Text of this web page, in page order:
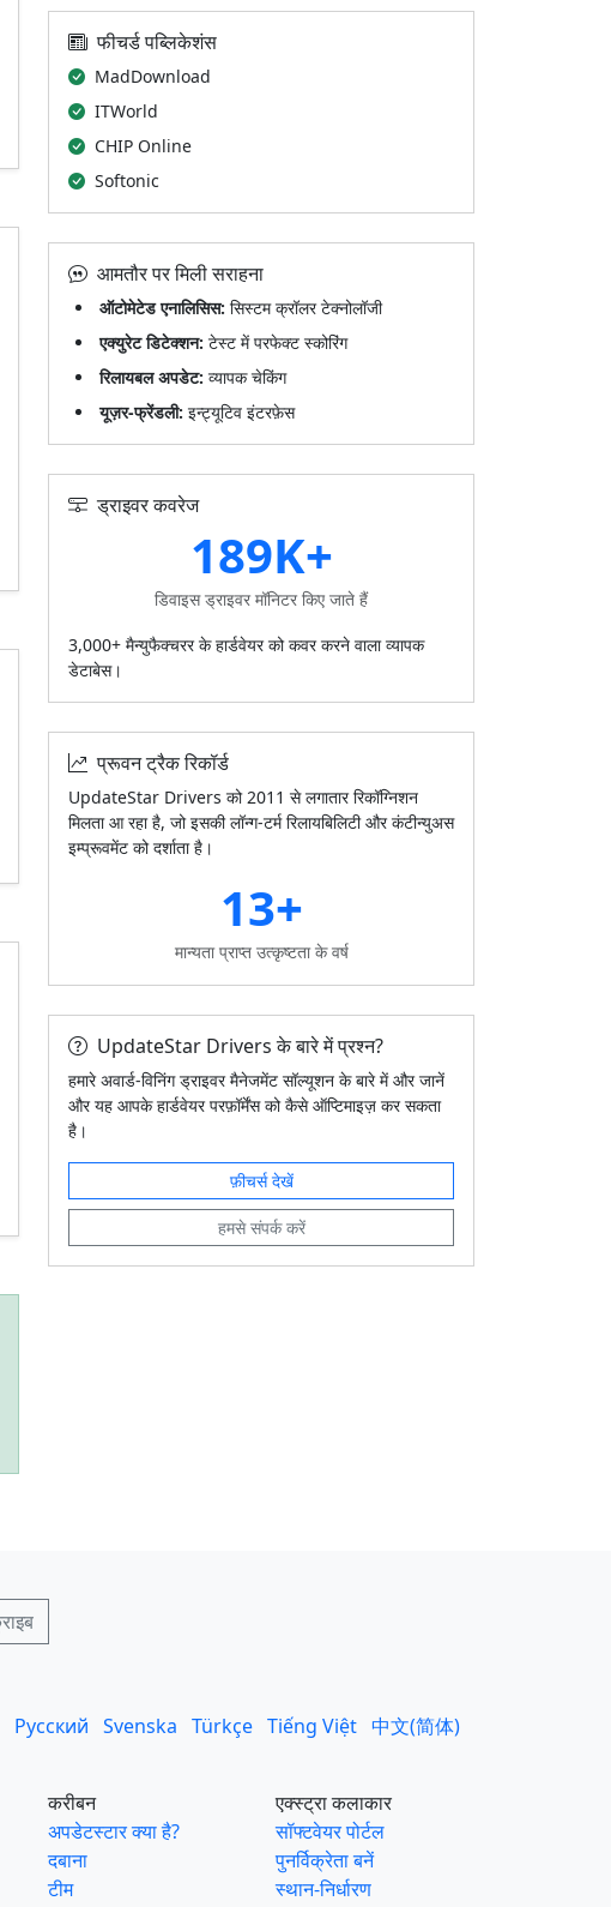
फीचर्ड पब्लिकेशंस
MadDownload
ITWorld
CHIP Online
Softonic
आमतौर पर मिली सराहना
ऑटोमेटेड एनालिसिस: सिस्टम क्रॉलर टेक्नोलॉजी
एक्युरेट डिटेक्शन: टेस्ट में परफेक्ट स्कोरिंग
रिलायबल अपडेट: व्यापक चेकिंग
यूज़र-फ्रेंडली: इन्ट्यूटिव इंटरफ़ेस
ड्राइवर कवरेज
189K+
डिवाइस ड्राइवर मॉनिटर किए जाते हैं
3,000+ मैन्युफैक्चरर के हार्डवेयर को कवर करने वाला व्यापक
डेटाबेस।
प्रूवन ट्रैक रिकॉर्ड
UpdateStar Drivers को 2011 से लगातार रिकॉग्निशन
मिलता आ रहा है, जो इसकी लॉन्ग-टर्म रिलायबिलिटी और कंटीन्युअस
इम्प्रूवमेंट को दर्शाता है।
13+
मान्यता प्राप्त उत्कृष्टता के वर्ष
UpdateStar Drivers के बारे में प्रश्न?
हमारे अवार्ड-विनिंग ड्राइवर मैनेजमेंट सॉल्यूशन के बारे में और जानें
और यह आपके हार्डवेयर परफ़ॉर्मेंस को कैसे ऑप्टिमाइज़ कर सकता
है।
फ़ीचर्स देखें
हमसे संपर्क करें
Русский Svenska Türkçe Tiếng Việt 中文(简体)
करीबन
अपडेटस्टार क्या है?
दबाना
टीम
एक्स्ट्रा कलाकार
सॉफ्टवेयर पोर्टल
पुनर्विक्रेता बनें
स्थान-निर्धारण